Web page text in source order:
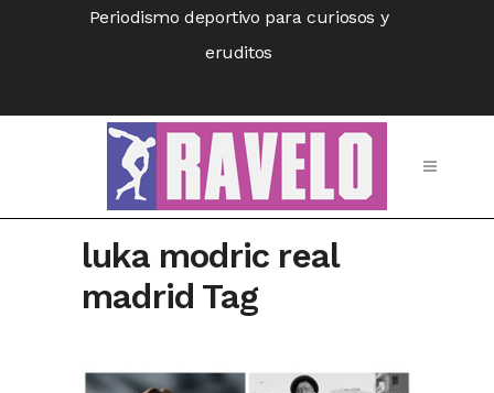
Periodismo deportivo para curiosos y
eruditos
luka modric real
madrid Tag